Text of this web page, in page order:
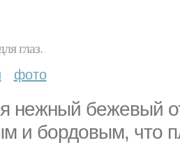
глаз.
фото
нежный бежевый
и бордовым, что